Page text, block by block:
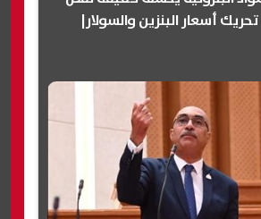
أسعار البنزين والسولار|